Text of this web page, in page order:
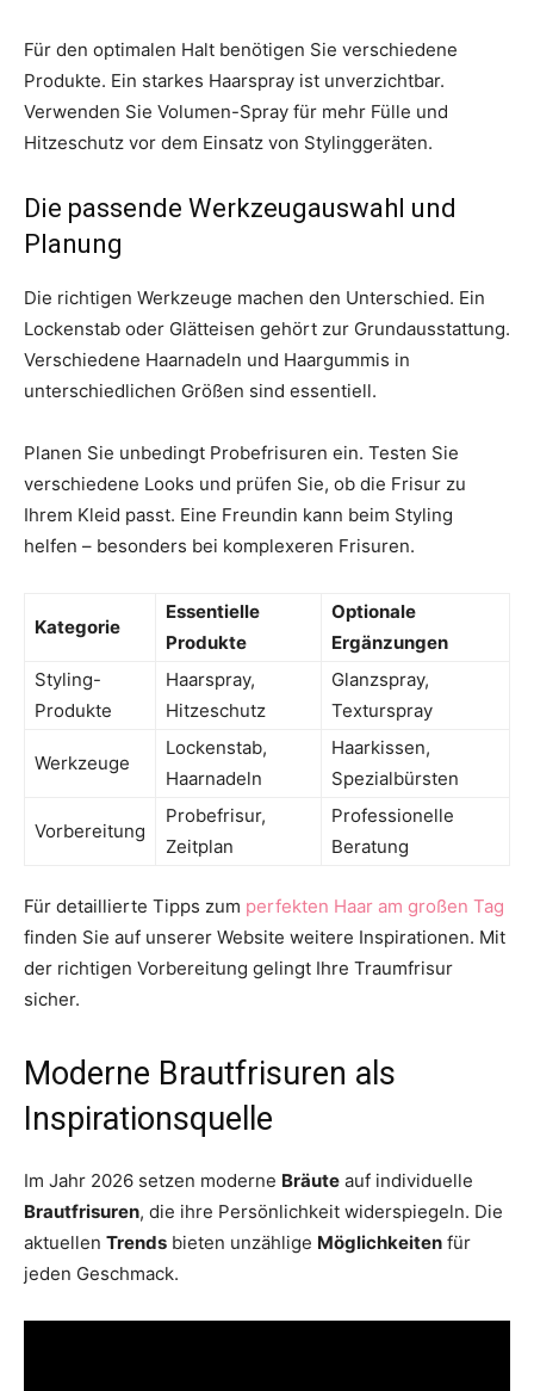
Für den optimalen Halt benötigen Sie verschiedene
Produkte. Ein starkes Haarspray ist unverzichtbar.
Verwenden Sie Volumen-Spray für mehr Fülle und
Hitzeschutz vor dem Einsatz von Stylinggeräten.
Die passende Werkzeugauswahl und
Planung
Die richtigen Werkzeuge machen den Unterschied. Ein
Lockenstab oder Glätteisen gehört zur Grundausstattung.
Verschiedene Haarnadeln und Haargummis in
unterschiedlichen Größen sind essentiell.
Planen Sie unbedingt Probefrisuren ein. Testen Sie
verschiedene Looks und prüfen Sie, ob die Frisur zu
Ihrem Kleid passt. Eine Freundin kann beim Styling
helfen – besonders bei komplexeren Frisuren.
Kategorie
Essentielle
Produkte
Optionale
Ergänzungen
Styling-
Produkte
Haarspray,
Hitzeschutz
Glanzspray,
Texturspray
Werkzeuge
Lockenstab,
Haarnadeln
Haarkissen,
Spezialbürsten
Vorbereitung
Probefrisur,
Zeitplan
Professionelle
Beratung
Für detaillierte Tipps zum perfekten Haar am großen Tag
finden Sie auf unserer Website weitere Inspirationen. Mit
der richtigen Vorbereitung gelingt Ihre Traumfrisur
sicher.
Moderne Brautfrisuren als
Inspirationsquelle
Im Jahr 2026 setzen moderne Bräute auf individuelle
Brautfrisuren, die ihre Persönlichkeit widerspiegeln. Die
aktuellen Trends bieten unzählige Möglichkeiten für
jeden Geschmack.